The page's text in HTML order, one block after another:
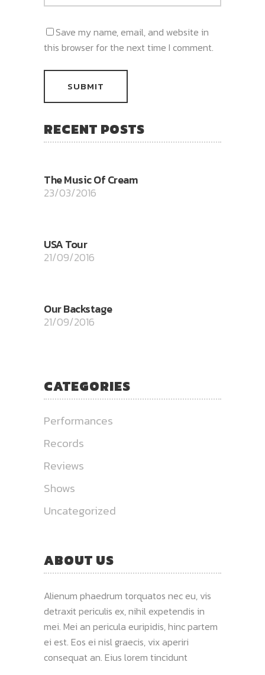
Save my name, email, and website in
this browser for the next time I comment.
RECENT POSTS
The Music Of Cream
23/03/2016
USA Tour
21/09/2016
Our Backstage
21/09/2016
CATEGORIES
Performances
Records
Reviews
Shows
Uncategorized
ABOUT US
Alienum phaedrum torquatos nec eu, vis
detraxit periculis ex, nihil expetendis in
mei. Mei an pericula euripidis, hinc partem
ei est. Eos ei nisl graecis, vix aperiri
consequat an. Eius lorem tincidunt